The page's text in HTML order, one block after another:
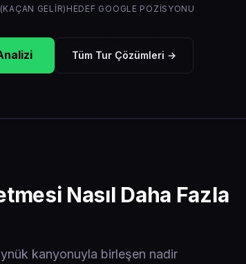
GELIR) HEDEF GOOGLE POZISYONU
Tüm Tur Çözümleri →
Nasıl Daha Fazla
kanyonuyla birleşen nadir